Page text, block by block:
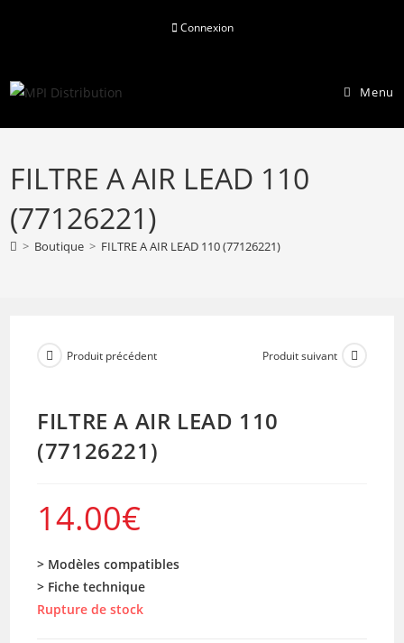
Connexion
Menu
FILTRE A AIR LEAD 110
(77126221)
> Boutique > FILTRE A AIR LEAD 110 (77126221)
Produit précédent Produit suivant
FILTRE A AIR LEAD 110
(77126221)
14.00€
> Modèles compatibles
> Fiche technique
Rupture de stock